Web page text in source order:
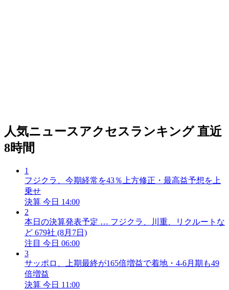
人気ニュースアクセスランキング 直近
8時間
1
フジクラ、今期経常を43％上方修正・最高益予想を上
乗せ
決算 今日 14:00
2
本日の決算発表予定 … フジクラ、川重、リクルートな
ど 679社 (8月7日)
注目 今日 06:00
3
サッポロ、上期最終が165倍増益で着地・4-6月期も49
倍増益
決算 今日 11:00